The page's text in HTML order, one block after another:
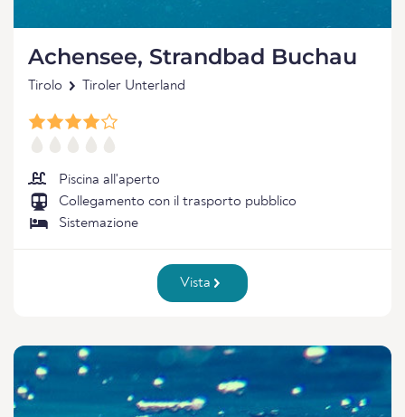
Achensee, Strandbad Buchau
Tirolo Tiroler Unterland
Piscina all'aperto
Collegamento con il trasporto pubblico
Sistemazione
Vista